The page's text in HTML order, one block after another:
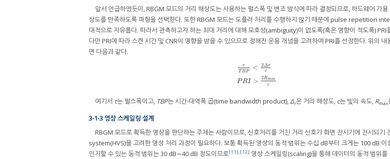
앞서 언급하였듯이, RBGM 모드의 거리 해상도는 사용하는 펄스폭 및 변조 방식에 따라 결정되므로, 하드웨어 가
상도를 만족하도록 파형을 선택한다. 또한 RBGM 모드는 도플러 처리를 수행하지 않기 때문에 pulse repetition
대적으로 자유롭다. 따라서 관측하고자 하는 최대 거리에 대해 모호성(ambiguity)이 없도록(혹은 영향이 적도록) PRI
다만 PRI에 따라 스캔 시간 및 CNR이 영향을 받을 수 있으므로 정해진 운용 개념을 고려하여 PRI를 선정한다. 위의
면 다음과 같다.
τ
TBP < 2Δr
c
PRI > 2Rmax
c
τTBP rcP
여기서 τ는 펄스폭이고, TBP는 시간-대역폭 곱(time bandwidth product),Δr은 거리 해상도, c는 빛의 속도, Rmax
3-1-3 영상 스케일링 설계
RBGM 모드로 획득한 영상을 판단하는 주체는 사람이므로, 신호처리를 거친 거리 신호가 화면 전시기에 전시되
system(HVS)을 고려한 영상 처리 과정이 필요하다. 보통 획득된 영상의 동적 범위는 수십 dB부터 크게는 100 dB 이
인지할 수 있는 동적 범위는 30 dB∼40 dB 정도이므로[11],[12] 영상 스케일링(scaling)을 통해 데이터의 동적 범위